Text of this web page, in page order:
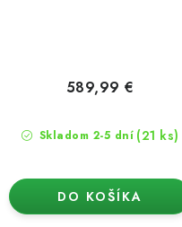
Skladom 2-5 dní (21 ks)
589,99 €
DO KOŠÍKA